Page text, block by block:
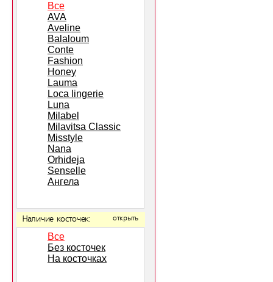
Все
AVA
Aveline
Balaloum
Conte
Fashion
Honey
Lauma
Loca lingerie
Luna
Milabel
Milavitsa Classic
Misstyle
Nana
Orhideja
Senselle
Ангела
Наличие косточек: открыть
Все
Без косточек
На косточках